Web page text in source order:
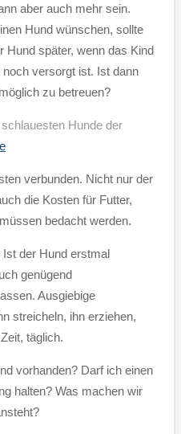
aber auch mehr sein.
Hund wünschen, sollte
Hund später, wenn das Kind
versorgt ist. Ist dann
zu betreuen?
Hunde der
verbunden. Nicht nur der
die Kosten für Futter,
bedacht werden.
der Hund erstmal
genügend
Ausgiebige
streicheln, ihn erziehen,
täglich.
vorhanden? Darf ich einen
halten? Was machen wir